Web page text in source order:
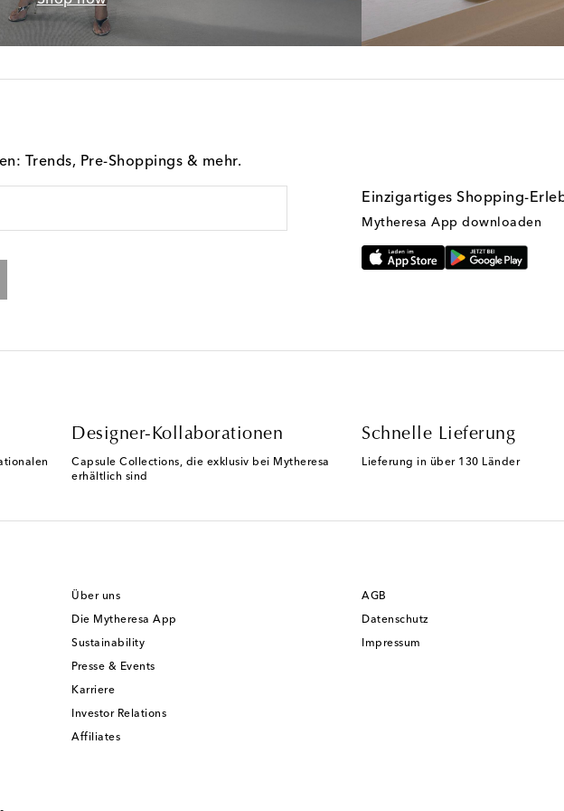
Trends, Pre-Shoppings & mehr.
Einzigartiges Shopping-
Mytheresa App downloaden
Designer-Kollaborationen
Capsule Collections, die exklusiv bei Mytheresa
erhältlich sind
Schnelle Lieferung
Lieferung in über 130 Länder
Über uns
Die Mytheresa App
Sustainability
Presse & Events
Karriere
Investor Relations
Affiliates
AGB
Datenschutz
Impressum